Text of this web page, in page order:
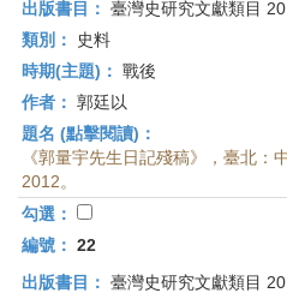
史
研
究
所-
首
頁
出版書目： 臺灣史研究文獻類目
類別：
史料
時期(主題)： 戰後
作者： 郭廷以
題名 (點擊閱讀)：
《郭量宇先生日記殘稿》，臺北：
2012。
勾選：
編號： 22
出版書目： 臺灣史研究文獻類目